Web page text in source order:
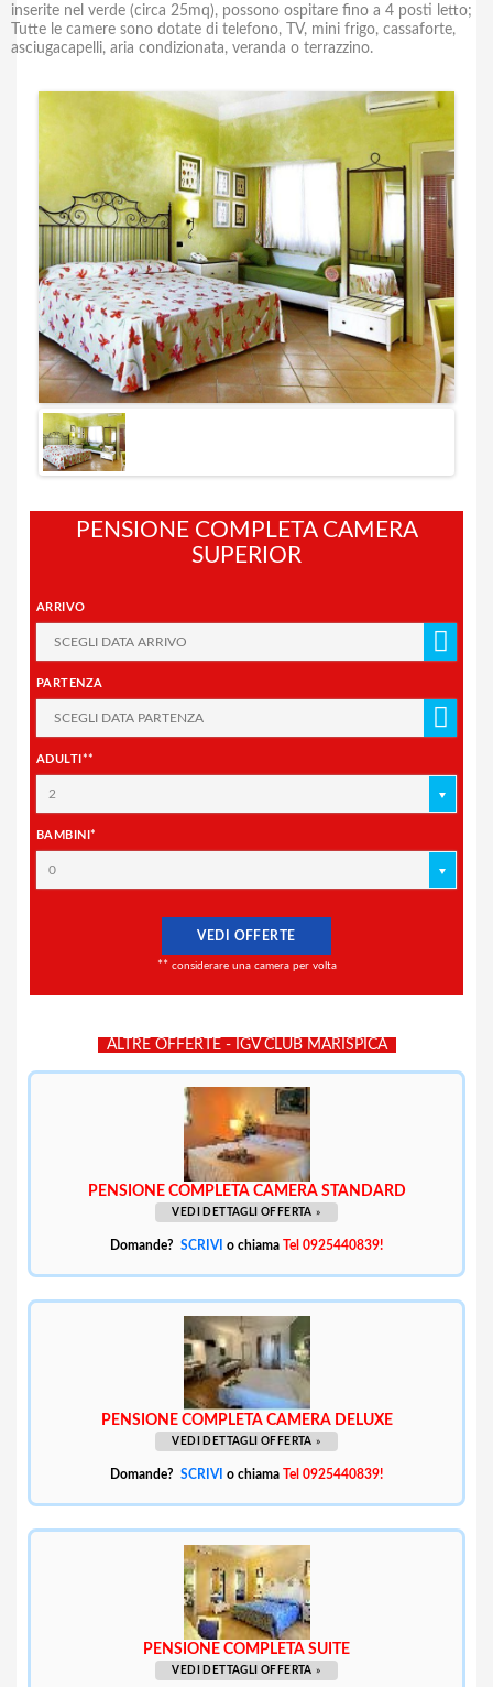
inserite nel verde (circa 25mq), possono ospitare fino a 4 posti letto;
Tutte le camere sono dotate di telefono, TV, mini frigo, cassaforte,
asciugacapelli, aria condizionata, veranda o terrazzino.
PENSIONE COMPLETA CAMERA
SUPERIOR
ARRIVO
PARTENZA
ADULTI**
2
BAMBINI*
0
VEDI OFFERTE
** considerare una camera per volta
ALTRE OFFERTE - IGV CLUB MARISPICA
PENSIONE COMPLETA CAMERA STANDARD
VEDI DETTAGLI OFFERTA »
Domande? SCRIVI o chiama Tel 0925440839!
PENSIONE COMPLETA CAMERA DELUXE
VEDI DETTAGLI OFFERTA »
Domande? SCRIVI o chiama Tel 0925440839!
PENSIONE COMPLETA SUITE
VEDI DETTAGLI OFFERTA »